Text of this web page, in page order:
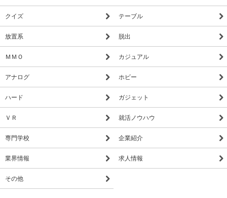
クイズ テーブル
放置系 脱出
ＭＭＯ カジュアル
アナログ ホビー
ハード ガジェット
ＶＲ 就活ノウハウ
専門学校 企業紹介
業界情報 求人情報
その他